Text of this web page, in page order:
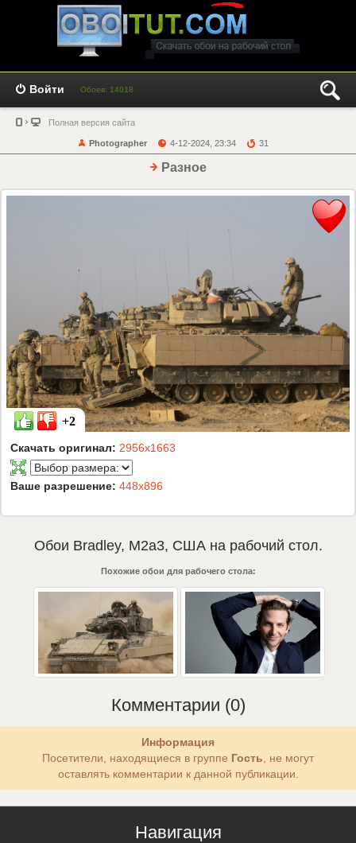
Войти Обоев: 14018
Полная версия сайта
Photographer 4-12-2024, 23:34 31
Разное
+2
Скачать оригинал: 2956x1663
Ваше разрешение: 448x896
Обои Bradley, M2a3, СШАна рабочий стол.
Похожие обои для рабочего стола:
Комментарии (0)
Информация
Посетители, находящиеся в группе Гость , не могут
оставлять комментарии к данной публикации.
Навигация